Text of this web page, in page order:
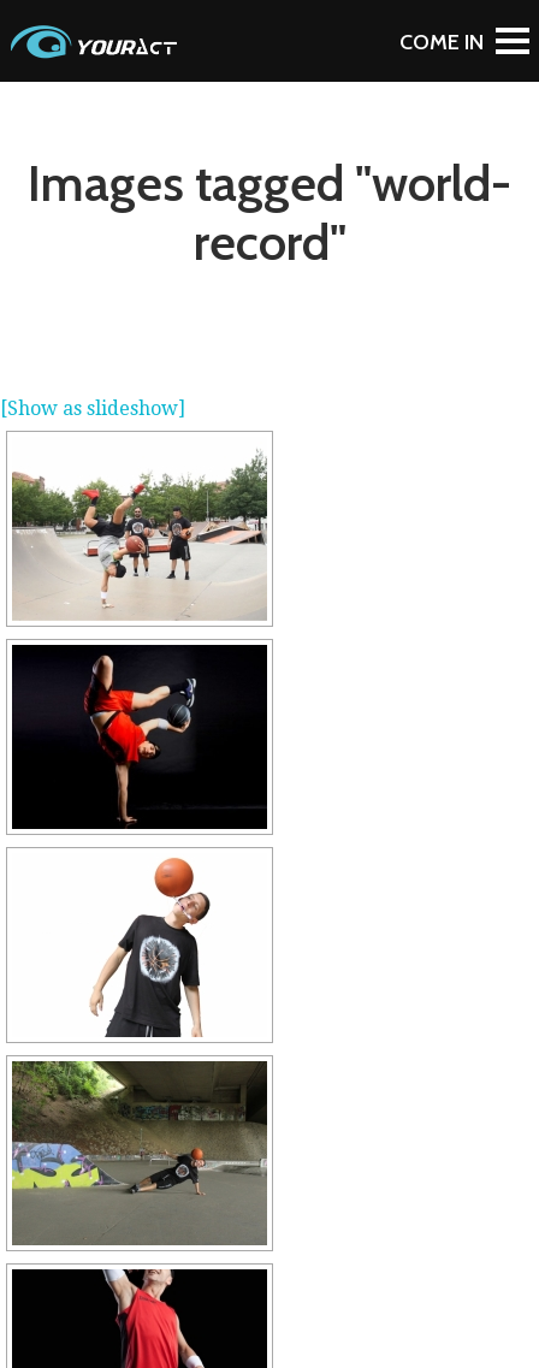
Images tagged "world-
record"
[Show as slideshow]